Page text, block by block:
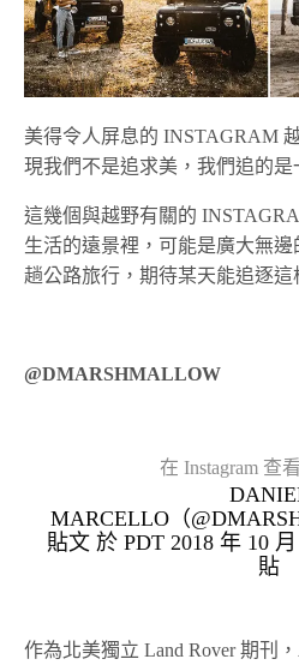
美得令人屏息的 INSTAGRAM
現我們不是追求美，我們追的是
這幾個與越野有關的
生活的遠景裡，可能是廣大無
趟公路旅行，期待某天能追逐這
@DMARSHMALLOW
在 Instagram 查
MARCELLO（
貼文 於PDT 2018 年 10
貼
作為北美獨立 Land Rover 期刊